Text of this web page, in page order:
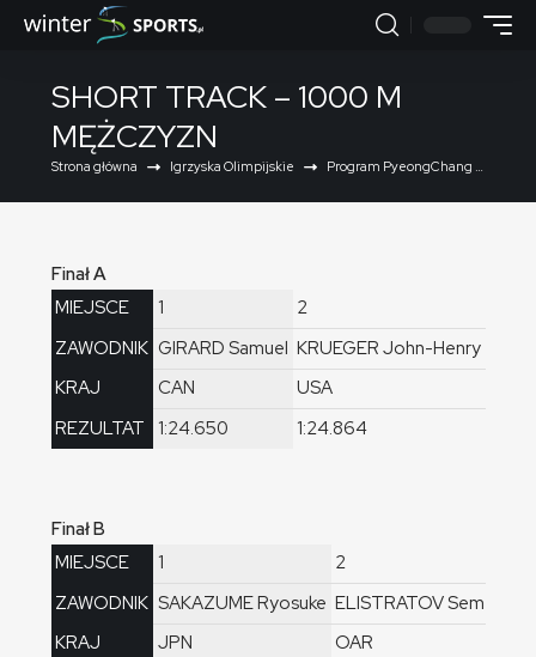
SHORT TRACK – 1000 M
MĘŻCZYZN
Strona główna Igrzyska Olimpijskie Program PyeongChang 2018
Finał A
MIEJSCE
ZAWODNIK
KRAJ
REZULTAT
1
GIRARD Samuel
CAN
1:24.650
2
KRUEGER John-Henry
USA
1:24.864
Finał B
MIEJSCE
ZAWODNIK
KRAJ
1
SAKAZUME Ryosuke
JPN
2
ELISTRATOV Semen
OAR